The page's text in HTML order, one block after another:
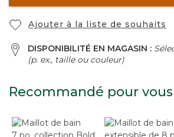
Ajouter à la liste de souhaits
DISPONIBILITÉ EN MAGASIN :
(p. ex., taille ou couleur)
Recommandé pour vous